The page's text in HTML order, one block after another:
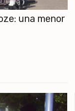
una menor